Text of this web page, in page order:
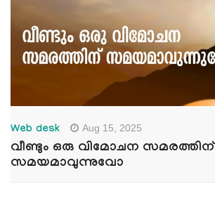
Web desk Aug 15, 2025
വീണ്ടും ഒരു വിമോചന സമരത്തിന്
സമയമാവുന്നുവോ